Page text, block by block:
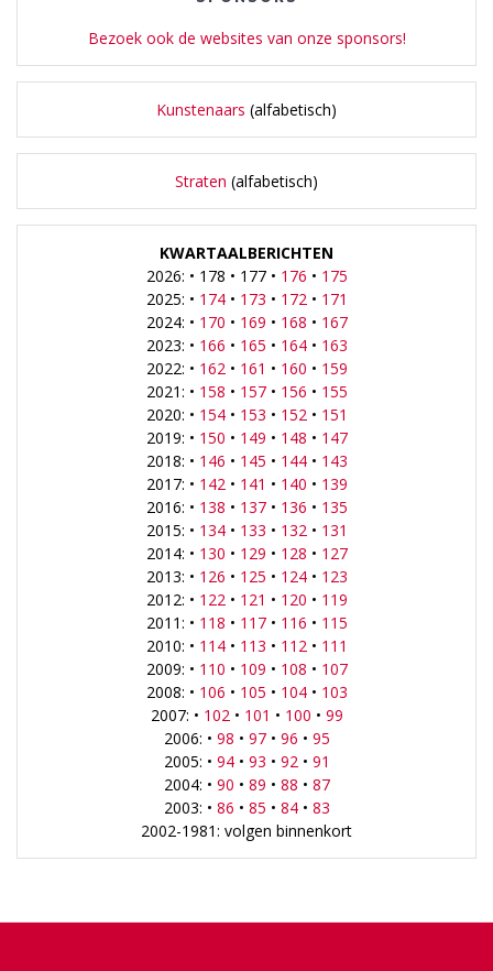
Bezoek ook de websites van onze sponsors!
Kunstenaars (alfabetisch)
Straten (alfabetisch)
KWARTAALBERICHTEN
2026: • 178 • 177 • 176 • 175
2025: • 174• 173 • 172 • 171
2024: • 170 • 169 • 168 • 167
2023: • 166 • 165 • 164• 163
2022: • 162 • 161 • 160 • 159
2021: • 158 • 157• 156 • 155
2020: • 154• 153 • 152 • 151
2019: • 150 • 149 • 148 • 147
2018: • 146 • 145 • 144• 143
2017: • 142 • 141 • 140 • 139
2016: • 138 • 137• 136 • 135
2015: • 134• 133 • 132 • 131
2014: • 130 • 129 • 128 • 127
2013: • 126 • 125 • 124• 123
2012: • 122 • 121 • 120 • 119
2011: • 118 • 117• 116 • 115
2010: • 114• 113 • 112 • 111
2009: • 110 • 109 • 108 • 107
2008: • 106 • 105 • 104• 103
2007: • 102 • 101 • 100 • 99
2006: • 98 • 97• 96 • 95
2005: • 94• 93 • 92 • 91
2004: • 90 • 89 • 88 • 87
2003: • 86 • 85 • 84• 83
2002-1981: volgen binnenkort